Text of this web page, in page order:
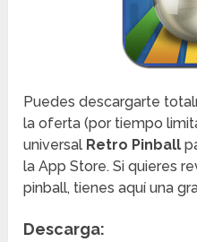
Puedes descargarte
la oferta (por tiempo
universal Retro Pinball
la App Store. Si quieres
pinball, tienes aquí una
Descarga: